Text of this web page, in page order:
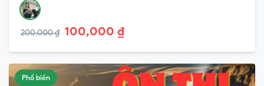
200,000 ₫ 100,000 ₫
Phổ biến